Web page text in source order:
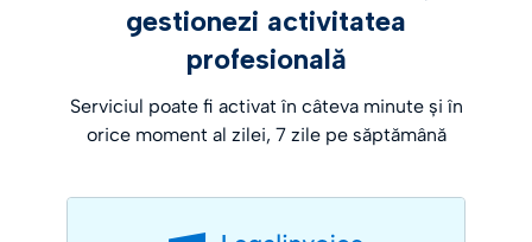
gestionezi activitatea
profesională
Serviciul poate fi activat în câteva minute și în
orice moment al zilei, 7 zile pe săptămână